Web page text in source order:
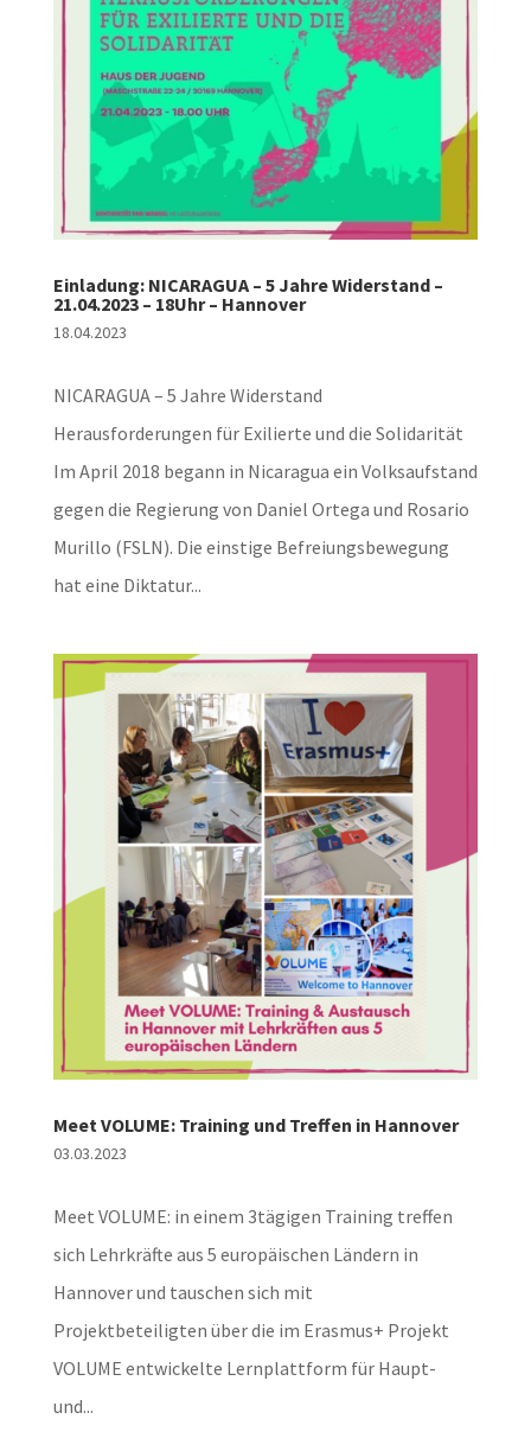
Einladung: NICARAGUA – 5 Jahre Widerstand –
21.04.2023 – 18Uhr – Hannover
18.04.2023
NICARAGUA – 5 Jahre Widerstand
Herausforderungen für Exilierte und die Solidarität
Im April 2018 begann in Nicaragua ein Volksaufstand
gegen die Regierung von Daniel Ortega und Rosario
Murillo (FSLN). Die einstige Befreiungsbewegung
hat eine Diktatur...
Meet VOLUME: Training und Treffen in Hannover
03.03.2023
Meet VOLUME: in einem 3tägigen Training treffen
sich Lehrkräfte aus 5 europäischen Ländern in
Hannover und tauschen sich mit
Projektbeteiligten über die im Erasmus+ Projekt
VOLUME entwickelte Lernplattform für Haupt-
und...